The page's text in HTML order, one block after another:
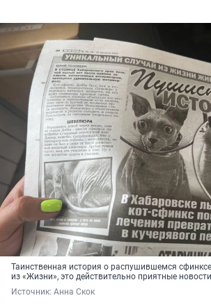
Таинственная история о распушившемся
из «Жизни», это действительно приятные
Источник: Анна Скок